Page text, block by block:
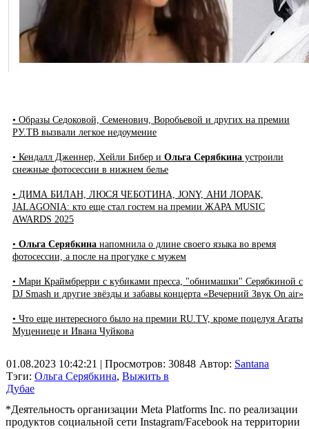
• Образы Седоковой, Семенович, Воробьевой и других на премии
РУ.ТВ вызвали легкое недоумение
• Кендалл Дженнер, Хейли Бибер и Ольга Серябкина устроили
снежные фотосессии в нижнем белье
• ДИМА БИЛАН, ЛЮСЯ ЧЕБОТИНА, JONY, АНИ ЛОРАК,
JALAGONIA: кто еще стал гостем на премии ЖАРА MUSIC
AWARDS 2025
• Ольга Серябкина напомнила о длине своего языка во время
фотосессии, а после на прогулке с мужем
• Мари Краймбрерри с кубиками пресса, "обнимашки" Серябкиной с
DJ Smash и другие звёзды и забавы концерта «Вечерний Звук On air»
• Что еще интересного было на премии RU.TV, кроме поцелуя Агаты
Муцениеце и Ивана Чуйкова
01.08.2023 10:42:21 | Просмотров: 30848
Тэги: Ольга Серябкина, Выжить в
Дубае
Автор: Santana
*Деятельность организации Meta Platforms Inc. по реализации
продуктов социальной сети Instagram/Facebook на территории